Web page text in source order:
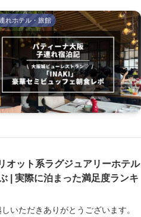
れホテル・旅館
オット系ラグジュアリーホテル
| 実際に泊まった満足度ランキ
いただきありがとうございます。